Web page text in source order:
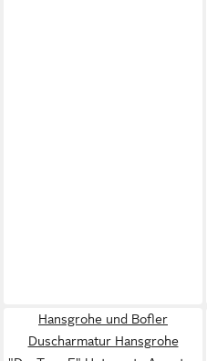
Hansgrohe und Bofler
Duscharmatur Hansgrohe